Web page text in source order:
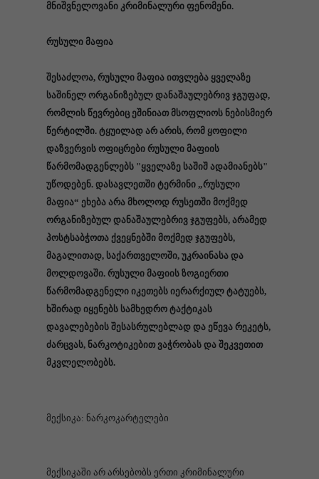
მნიშვნელოვანი კრიმინალური ფენომენი.
რუსული მაფია
შესაძლოა, რუსული მაფია ითვლება ყველაზე
საშინელ ორგანიზებულ დანაშაულებრივ ჯგუფად,
რომლის წევრებიც ეშინიათ მსოფლიოს ნებისმიერ
წერტილში. ტყუილად არ არის, რომ ყოფილი
დაზვერვის ოფიცრები რუსული მაფიის
წარმომადგენლებს "ყველაზე საშიშ ადამიანებს"
უწოდებენ. დასავლეთში ტერმინი „რუსული
მაფია“ ეხება არა მხოლოდ რუსეთში მოქმედ
ორგანიზებულ დანაშაულებრივ ჯგუფებს, არამედ
პოსტსაბჭოთა ქვეყნებში მოქმედ ჯგუფებს,
მაგალითად, საქართველოში, უკრაინასა და
მოლდოვაში. რუსული მაფიის ზოგიერთი
წარმომადგენელი იკეთებს იერარქიულ ტატუებს,
ხშირად იყენებს სამხედრო ტაქტიკას
დავალებების შესასრულებლად და ეწევა რეკეტს,
ძარცვას, ნარკოტიკებით ვაჭრობას და შეკვეთით
მკვლელობებს.
მექსიკა: ნარკოკარტელები
მექსიკაში არ არსებობს ერთი კრიმინალური